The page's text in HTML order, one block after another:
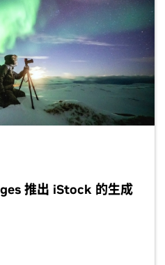
推出 iStock 的生成